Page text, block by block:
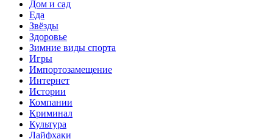
Дом и сад
Еда
Звёзды
Здоровье
Зимние виды спорта
Игры
Импортозамещение
Интернет
Истории
Компании
Криминал
Культура
Лайфхаки